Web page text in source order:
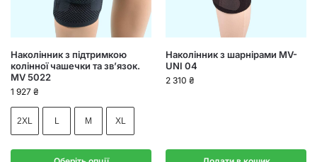
Наколінник з підтримкою
колінної чашечки та зв’язок.
MV 5022
1 927 ₴
2XL L M XL
Наколінник з шарнірами MV-
UNI 04
2 310 ₴